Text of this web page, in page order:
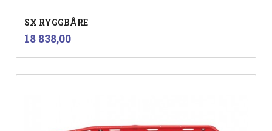
SX RYGGBÅRE
Pris
18 838,00